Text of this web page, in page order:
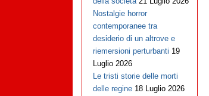
Nostalgie horror
contemporanee tra
desiderio di un altrove e
riemersioni perturbanti 19
Luglio 2026
Le tristi storie delle morti
delle regine 18 Luglio 2026